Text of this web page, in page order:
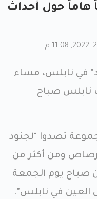
هاماً حول أحداث
في نابلس، مساء
نابلس صباح
تصدوا "لجنود
ومن أكثر من
في تمام الساعة 8:00 من صباح يوم الجمعة
في نابلس".